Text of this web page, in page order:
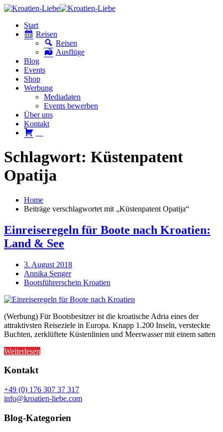
Start
Reisen
Reisen
Ausflüge
Blog
Events
Shop
Werbung
Mediadaten
Events bewerben
Über uns
Kontakt
Schlagwort: Küstenpatent
Opatija
Home
Beiträge verschlagwortet mit „Küstenpatent Opatija“
Einreiseregeln für Boote nach Kroatien:
Land & See
3. August 2018
Annika Senger
Bootsführerschein Kroatien
(Werbung) Für Bootsbesitzer ist die kroatische Adria eines der
attraktivsten Reiseziele in Europa. Knapp 1.200 Inseln, versteckte
Buchten, zerklüftete Küstenlinien und Meerwasser mit einem satten
Weiterlesen
Kontakt
+49 (0) 176 307 37 317
info@kroatien-liebe.com
Blog-Kategorien